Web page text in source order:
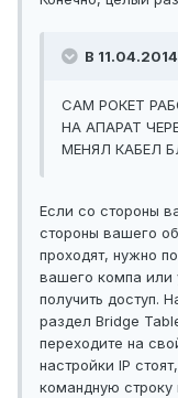
В
САМ РОКЕТ
НА АПАРАТ
МЕНЯЛ КАБЕЛ
Если со стороны
стороны вашего
проходят, нужно
вашего компа или
получить доступ.
раздел Bridge
переходите на
настройки IP
командную строку